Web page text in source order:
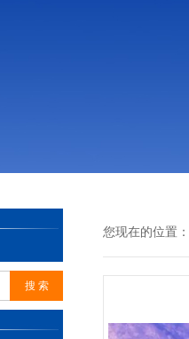
您现在的位置：